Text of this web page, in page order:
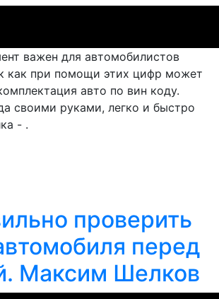
важен для автомобилистов
как при помощи этих цифр может
авто по вин коду.
своими руками, легко и быстро
- .
проверить
перед
Максим Шелков